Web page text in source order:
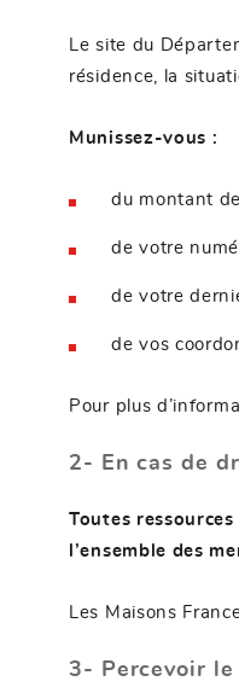
Le site du
résidence, la
Munissez-vous :
du montant
de votre
de votre
de vos
Pour plus
2- En cas de
Toutes
l’ensemble des
Les Maisons
3- Percevoir le